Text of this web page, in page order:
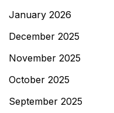
January 2026
December 2025
November 2025
October 2025
September 2025